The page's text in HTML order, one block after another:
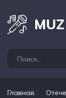
MUZ
Главная
артисты